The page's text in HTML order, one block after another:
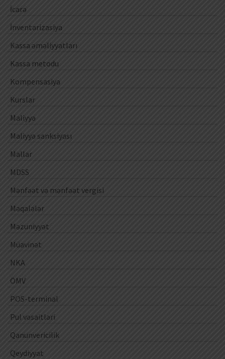
İcarə
İnventarizasiya
Kassa əməliyyatları
Kassa metodu
Kompensasiya
Kurslar
Maliyyə
Maliyyə sanksiyası
Mallar
MDSS
Mənfəət və mənfəət vergisi
Məqalələr
Məzuniyyət
Müavinət
NKA
ÖMV
POS-terminal
Pul vəsaitləri
Qanunvericilik
Qeydiyyat